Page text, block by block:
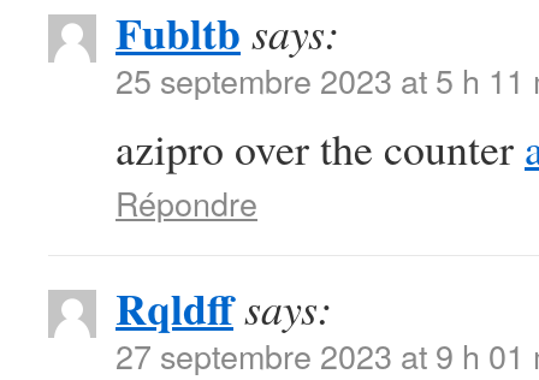
Fubltb says:
25 septembre 2023 at 5 h 11
azipro over the counter
Répondre
Rqldffsays:
27 septembre 2023 at 9 h 01